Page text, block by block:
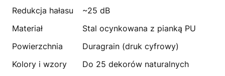
Redukcja hałasu
~25 dB
Materiał
Stal ocynkowana z pianką PU
Powierzchnia
Duragrain (druk cyfrowy)
Kolory i wzory
Do 25 dekorów naturalnych